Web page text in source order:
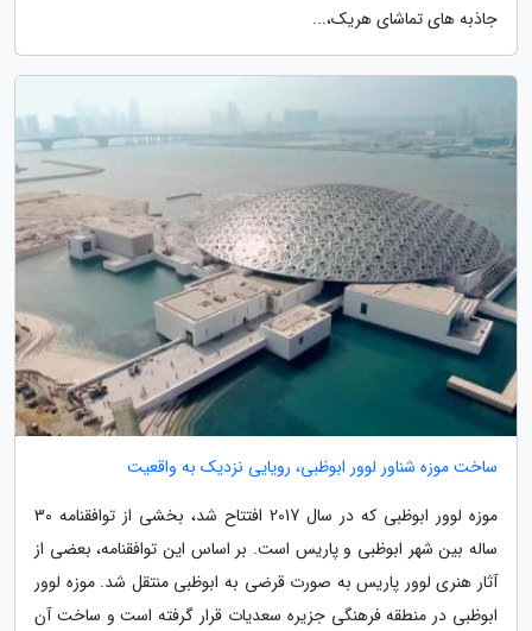
جاذبه های تماشای هریک،...
ساخت موزه شناور لوور ابوظبی، رویایی نزدیک به واقعیت
موزه لوور ابوظبی که در سال 2017 افتتاح شد، بخشی از توافقنامه 30
ساله بین شهر ابوظبی و پاریس است. بر اساس این توافقنامه، بعضی از
آثار هنری لوور پاریس به صورت قرضی به ابوظبی منتقل شد. موزه لوور
ابوظبی در منطقه فرهنگی جزیره سعدیات قرار گرفته است و ساخت آن